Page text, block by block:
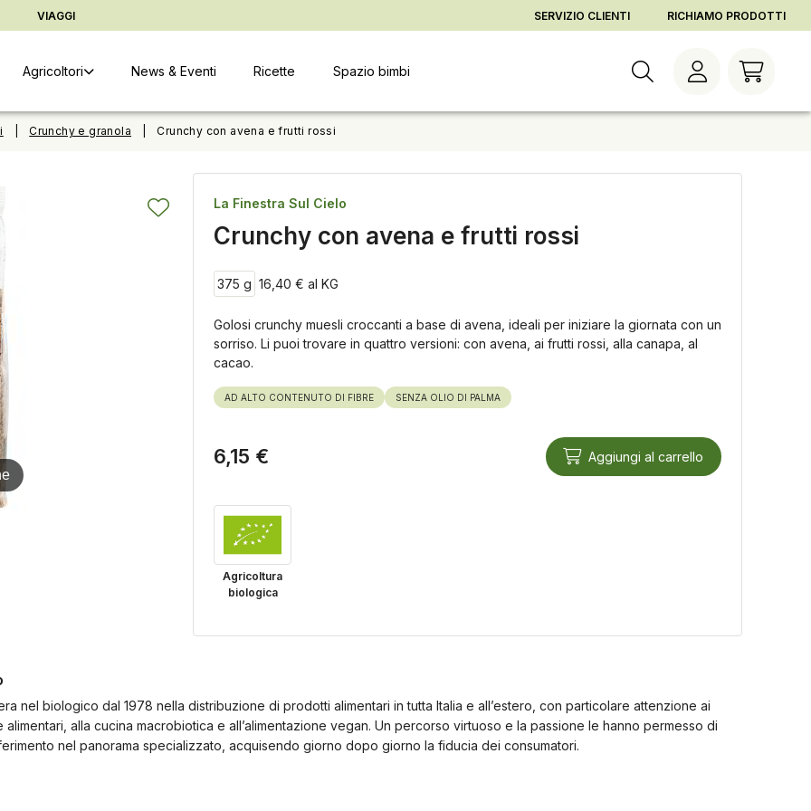
Vai alle informazioni copyright Cambia orario di consegnaVai al checkoutVai agli ordini
VIAGGI SERVIZIO CLIENTI RICHIAMO PRODOTTI
Agricoltori News & Eventi Ricette Spazio bimbi
Crunchy e granola Crunchy con avena e frutti rossi
La Finestra Sul Cielo
Crunchy con avena e frutti rossi
375 g 16,40 € al KG
Golosi crunchy muesli croccanti a base di avena, ideali per iniziare la giornata con un
sorriso. Li puoi trovare in quattro versioni: con avena, ai frutti rossi, alla canapa, al
cacao.
AD ALTO CONTENUTO DI FIBRE SENZA OLIO DI PALMA
6,15 € Aggiungi al carrello
Agricoltura
biologica
nel biologico dal 1978 nella distribuzione di prodotti alimentari in tutta Italia e all’estero, con particolare attenzione ai
alla cucina macrobiotica e all’alimentazione vegan. Un percorso virtuoso e la passione le hanno permesso di
nel panorama specializzato, acquisendo giorno dopo giorno la fiducia dei consumatori.